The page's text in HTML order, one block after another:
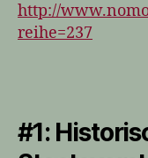
http://
reihe=237
#1: